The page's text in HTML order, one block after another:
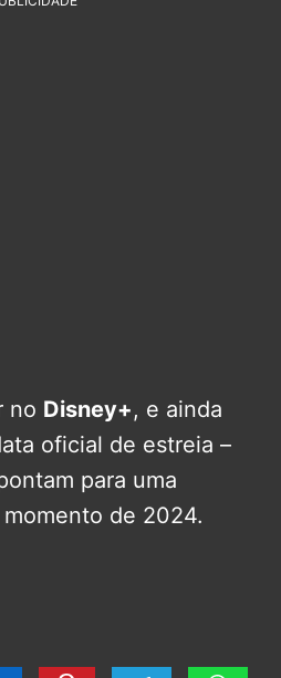
no Disney+, e ainda
oficial de estreia –
para uma
de 2024.